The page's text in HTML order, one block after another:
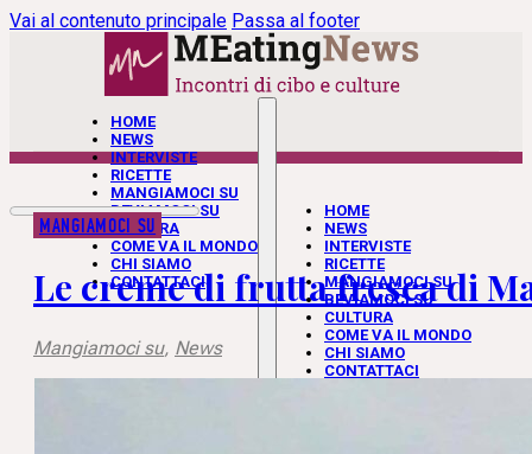
Vai al contenuto principale Passa al footer
HOME
NEWS
INTERVISTE
RICETTE
MANGIAMOCI SU
BEVIAMOCI SU
CULTURA
COME VA IL MONDO
CHI SIAMO
CONTATTACI
HOME
NEWS
INTERVISTE
RICETTE
MANGIAMOCI SU
BEVIAMOCI SU
CULTURA
COME VA IL MONDO
CHI SIAMO
CONTATTACI
MANGIAMOCI SU
Le creme di frutta fresca di
Mangiamoci su, News